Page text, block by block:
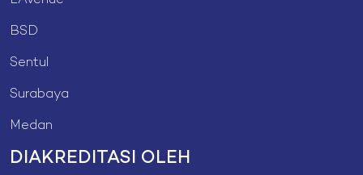
BSD
Sentul
Surabaya
Medan
DIAKREDITASI OLEH